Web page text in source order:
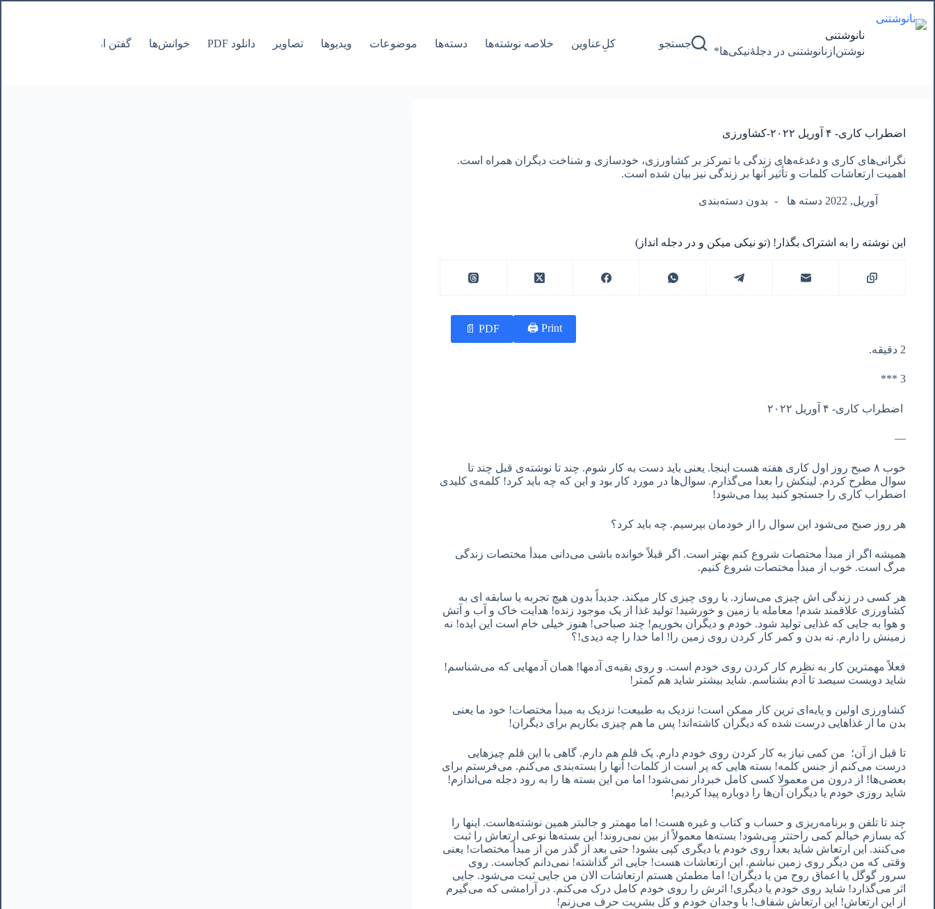
به
محتوا
نانوشتنی
نوشتن‌از‌نانوشتنی‌ در‌ دجلۀنیکی‌ها*
جستجو کل‌ِعناوین خلاصه نوشته‌ها دسته‌ها موضوعات ویدیوها تصاویر دانلود PDF خوانش‌ها گفتن از نانوشتنی
اضطراب کاری- ۴ آوریل ٢٠٢٢-کشاورزی
نگرانی‌های کاری و دغدغه‌های زندگی با تمرکز بر کشاورزی، خودسازی و شناخت دیگران همراه است.
اهمیت ارتعاشات کلمات و تأثیر آنها بر زندگی نیز بیان شده است.
آوریل, 2022 دسته ها بدون دسته‌بندی
این نوشته را به اشتراک بگذار! (تو نیکی میکن و در دجله انداز)
Print 🖨
PDF 📄
2 دقیقه.
3 ***
اضطراب کاری- ۴ آوریل ٢٠٢٢
—
خوب ٨ صبح روز اول کاری هفته هست اینجا. یعنی باید دست به کار شوم. چند تا نوشته‌ی قبل چند تا
سوال مطرح کردم. لینکش را بعدا می‌گذارم. سوال‌ها در مورد کار بود و این که چه باید کرد! کلمه‌ی کلیدی
اضطراب کاری را جستجو کنید پیدا می‌شود!
هر روز صبح می‌شود این سوال را از خودمان بپرسیم. چه باید کرد؟
همیشه اگر از مبدأ مختصات شروع کنم بهتر است. اگر قبلاً خوانده باشی می‌دانی مبدأ مختصات زندگی
مرگ است. خوب از مبدأ مختصات شروع کنیم.
هر کسی در زندگی اش چیزی می‌سازد. یا روی چیزی کار میکند. جدیداً بدون هیچ تجربه یا سابقه ای به
کشاورزی علاقمند شدم! معامله با زمین و خورشید! تولید غذا از یک موجود زنده! هدایت خاک و آب و آتش
و هوا به جایی که غذایی تولید شود. خودم و دیگران بخوریم! چند صباحی! هنوز خیلی خام است این ایده! نه
زمینش را دارم. نه بدن و کمر کار کردن روی زمین را! اما خدا را چه دیدی!؟
فعلاً مهمترین کار به نظرم کار کردن روی خودم است. و روی بقیه‌ی آدمها! همان آدمهایی که می‌شناسم!
شاید دویست سیصد تا آدم بشناسم. شاید بیشتر شاید هم کمتر!
کشاورزی اولین و پایه‌ای ترین کار ممکن است! نزدیک به طبیعت! نزدیک به مبدأ مختصات! خود ما یعنی
بدن ما از غذاهایی درست شده که دیگران کاشته‌اند! پس ما هم چیزی بکاریم برای دیگران!
تا قبل از آن؛ من کمی نیاز به کار کردن روی خودم دارم. یک قلم هم دارم. گاهی با این قلم چیزهایی
درست می‌کنم از جنس کلمه! بسته هایی که پر است از کلمات! آنها را بسته‌بندی می‌کنم. می‌فرستم برای
بعضی‌ها! از درون من معمولا کسی کامل خبردار نمی‌شود! اما من این بسته ها را به رود دجله می‌اندازم!
شاید روزی خودم یا دیگران آن‌ها را دوباره پیدا کردیم!
چند تا تلفن و برنامه‌ریزی و حساب و کتاب و غیره هست! اما مهمتر و جالبتر همین نوشته‌هاست. اینها را
که بسازم خیالم کمی راحتتر می‌شود! بسته‌ها معمولاً از بین نمی‌روند! این بسته‌ها نوعی ارتعاش را ثبت
می‌کنند. این ارتعاش شاید بعداً روی خودم یا دیگری کپی بشود! حتی بعد از گذر من از مبدأ مختصات! یعنی
وقتی که من دیگر روی زمین نباشم. این ارتعاشات هست! جایی اثر گذاشته! نمی‌دانم کجاست. روی
سرور گوگل یا اعماق روح من یا دیگران! اما مطمئن هستم ارتعاشات الان من جایی ثبت می‌شود. جایی
اثر می‌گذارد! شاید روی خودم یا دیگری! اثرش را روی خودم کامل درک می‌کنم. در آرامشی که می‌گیرم
از این ارتعاش! این ارتعاش شفاف! با وجدان خودم و کل بشریت حرف می‌زنم!